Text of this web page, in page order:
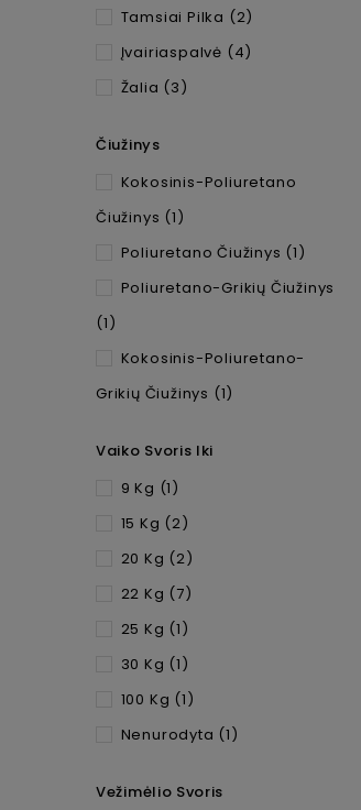
Tamsiai Pilka (2)
Įvairiaspalvė (4)
Žalia (3)
Čiužinys
Kokosinis-Poliuretano
Čiužinys (1)
Poliuretano Čiužinys (1)
Poliuretano-Grikių Čiužinys
(1)
Kokosinis-Poliuretano-
Grikių Čiužinys (1)
Vaiko Svoris Iki
9 Kg (1)
15 Kg (2)
20 Kg (2)
22 Kg (7)
25 Kg (1)
30 Kg (1)
100 Kg (1)
Nenurodyta (1)
Vežimėlio Svoris